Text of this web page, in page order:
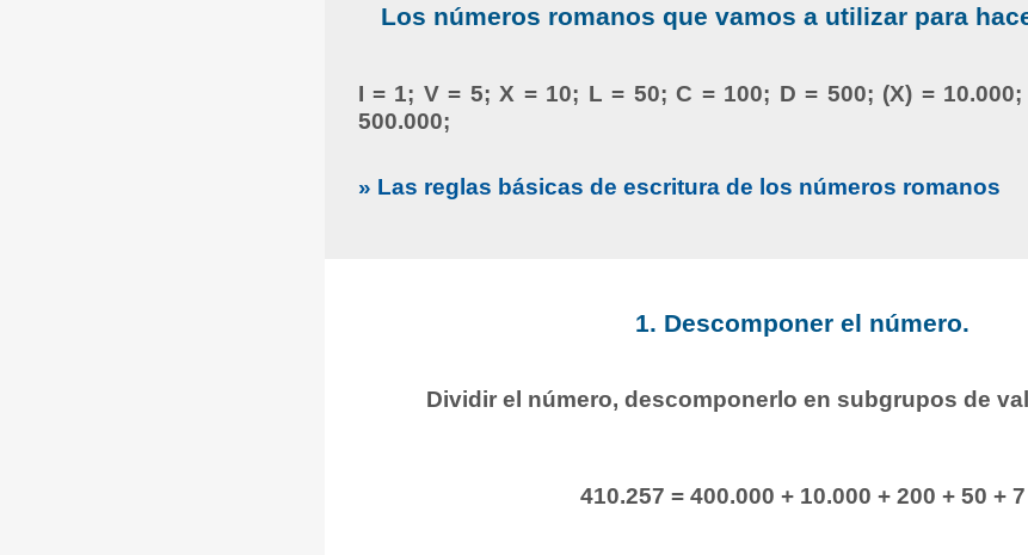
Los números romanos que vamos a utilizar para
I = 1; V = 5; X = 10; L = 50; C = 100; D = 500; (X) = 10.000;
500.000;
» Las reglas básicas de escritura de los números romanos
1. Descomponer el número.
Dividir el número, descomponerlo en subgrupos de
410.257 = 400.000 + 10.000 + 200 + 50 + 7